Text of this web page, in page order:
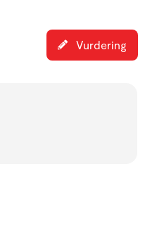
Vurdering